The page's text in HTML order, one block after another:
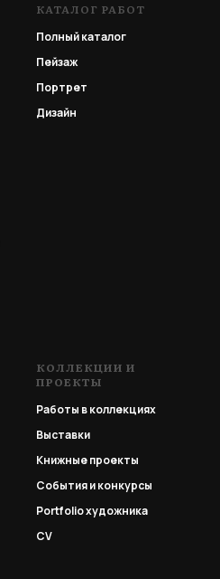
КАТАЛОГ РАБОТ
Полный каталог
Пейзаж
Портрет
Дизайн
КОЛЛЕКЦИИ И
ПРОЕКТЫ
Работы в коллекциях
Выставки
Книжные проекты
События и конкурсы
Portfolioхудожника
CV